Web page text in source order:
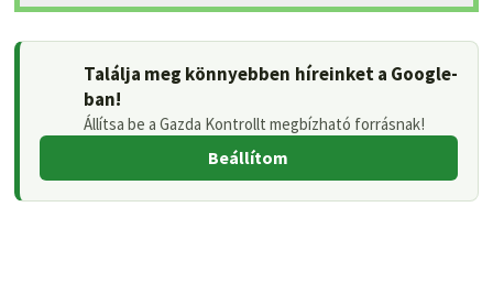
Találja meg könnyebben híreinket a Google-
ban!
Állítsa be a Gazda Kontrollt megbízható forrásnak!
Beállítom